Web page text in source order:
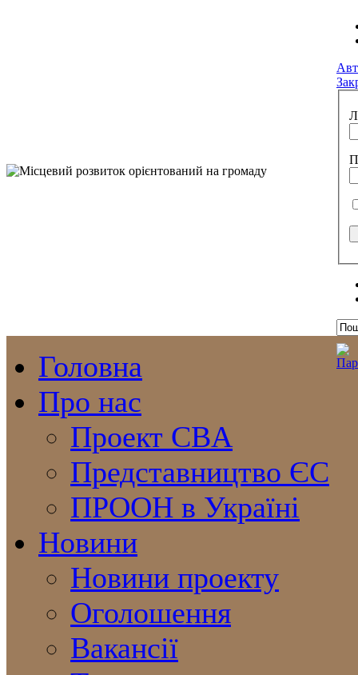
Головна
Про нас
Проект CBA
Представництво ЄС
ПРООН в Україні
Новини
Новини проекту
Оголошення
Вакансії